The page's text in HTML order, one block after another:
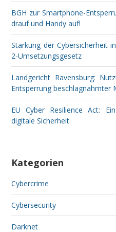
BGH zur Smartphone-
drauf und Handy auf!
Stärkung der Cybersicherheit
2-Umsetzungsgesetz
Landgericht Ravensburg:
Entsperrung
EU Cyber Resilience Act:
digitale Sicherheit
Kategorien
Cybercrime
Cybersecurity
Darknet